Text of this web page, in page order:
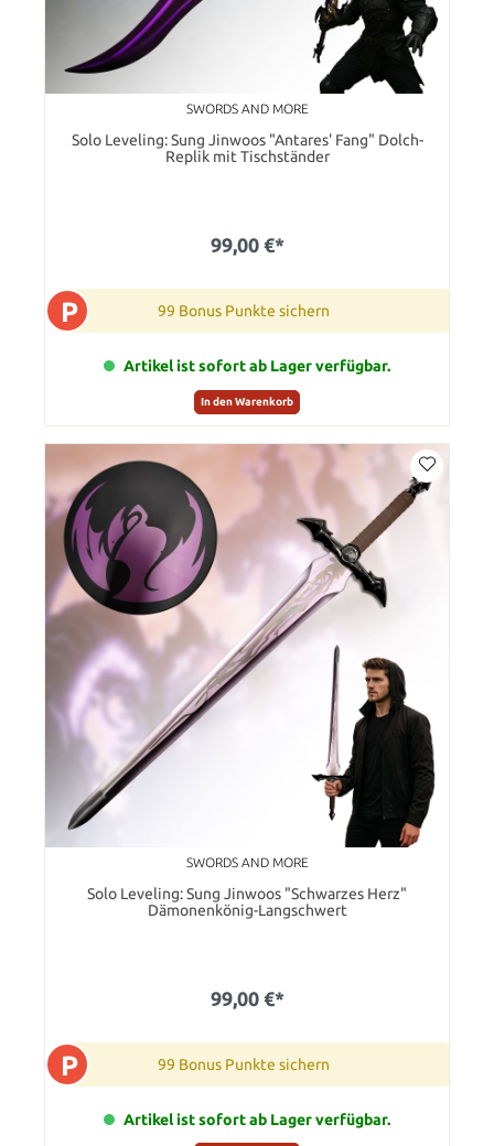
SWORDS AND MORE
Solo Leveling: Sung Jinwoos "Antares' Fang" Dolch-
Replik mit Tischständer
99,00 €*
P 99 Bonus Punkte sichern
Artikel ist sofort ab Lager verfügbar.
In den Warenkorb
SWORDS AND MORE
Solo Leveling: Sung Jinwoos "Schwarzes Herz"
Dämonenkönig-Langschwert
99,00 €*
P 99 Bonus Punkte sichern
Artikel ist sofort ab Lager verfügbar.